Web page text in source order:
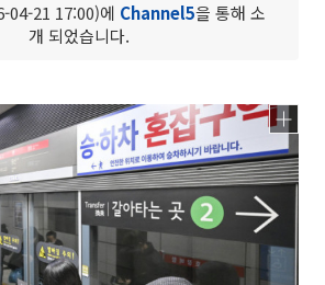
04-21 17:00)에 Channel5을 통해 소
개 되었습니다.